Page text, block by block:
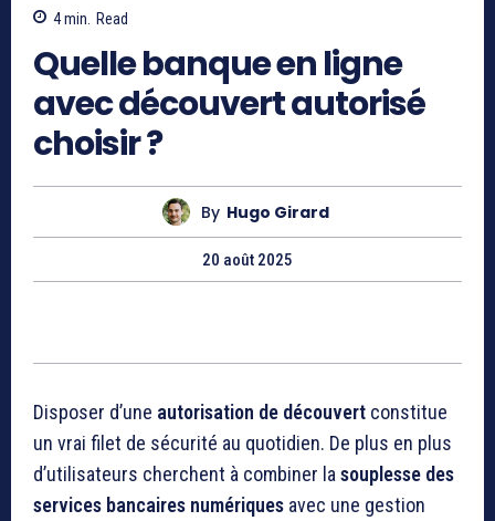
4min. Read
Quelle banque en ligne
avec découvert autorisé
choisir ?
By Hugo Girard
20 août 2025
Disposer d’une autorisation de découvert constitue
un vrai filet de sécurité au quotidien. De plus en plus
d’utilisateurs cherchent à combiner la souplesse des
services bancaires numériques avec une gestion